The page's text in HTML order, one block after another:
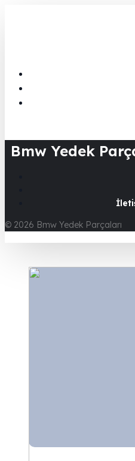
Bmw Yedek
© 2026 Bmw Yedek Parçaları